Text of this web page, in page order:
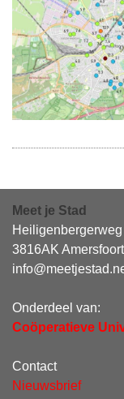
Meet je Stad
3816AK Amersfoort
Onderdeel van:
Coöperatieve
Contact
Nieuwsbrief